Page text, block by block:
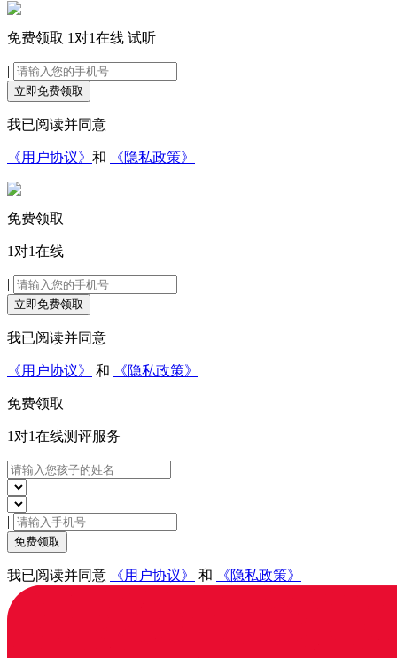
免费领取 1对1在线 试听
|
立即免费领取
我已阅读并同意
《用户协议》 和 《隐私政策》
免费领取
1对1在线
|
立即免费领取
我已阅读并同意
《用户协议》 和 《隐私政策》
免费领取
1对1在线测评服务
|
免费领取
我已阅读并同意 《用户协议》 和 《隐私政策》